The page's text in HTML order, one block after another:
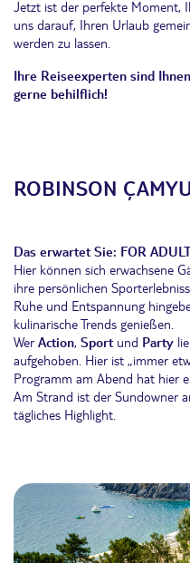
Jetzt ist der perfekte Moment,
uns darauf, Ihren Urlaub
werden zu lassen.
Ihre Reiseexperten sind
gerne behilflich!
ROBINSON Ç
Das erwartet Sie: FOR
Hier können sich erwachsene
ihre persönlichen
Ruhe und Entspannung
kulinarische Trends genießen.
WerAction, Sportund Party
aufgehoben. Hier ist „immer
Programm am Abend hat hier
Am Strand ist der Sundowner
tägliches Highlight.